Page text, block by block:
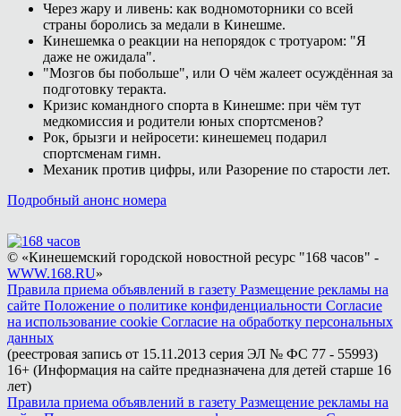
Через жару и ливень: как водномоторники со всей
страны боролись за медали в Кинешме.
Кинешемка о реакции на непорядок с тротуаром: "Я
даже не ожидала".
"Мозгов бы побольше", или О чём жалеет осуждённая за
подготовку теракта.
Кризис командного спорта в Кинешме: при чём тут
медкомиссия и родители юных спортсменов?
Рок, брызги и нейросети: кинешемец подарил
спортсменам гимн.
Механик против цифры, или Разорение по старости лет.
Подробный анонс номера
© «Кинешемский городской новостной ресурс "168 часов" -
WWW.168.RU»
Правила приема объявлений в газету Размещение рекламы на
сайте Положение о политике конфиденциальности Согласие
на использование cookie Согласие на обработку персональных
данных
(реестровая запись от 15.11.2013 серия ЭЛ № ФС 77 - 55993)
16+ (Информация на сайте предназначена для детей старше 16
лет)
Правила приема объявлений в газету Размещение рекламы на